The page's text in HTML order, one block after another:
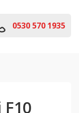
0530 570 1935